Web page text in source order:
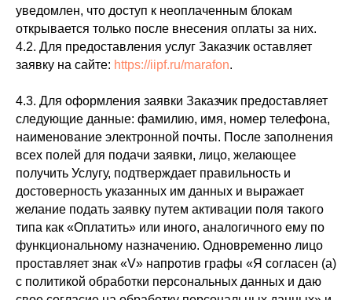
уведомлен, что доступ к неоплаченным блокам
открывается только после внесения оплаты за них.
4.2. Для предоставления услуг Заказчик оставляет
заявку на сайте: https://iipf.ru/marafon.
4.3. Для оформления заявки Заказчик предоставляет
следующие данные: фамилию, имя, номер телефона,
наименование электронной почты. После заполнения
всех полей для подачи заявки, лицо, желающее
получить Услугу, подтверждает правильность и
достоверность указанных им данных и выражает
желание подать заявку путем активации поля такого
типа как «Оплатить» или иного, аналогичного ему по
функциональному назначению. Одновременно лицо
проставляет знак «V» напротив графы «Я согласен (а)
с политикой обработки персональных данных и даю